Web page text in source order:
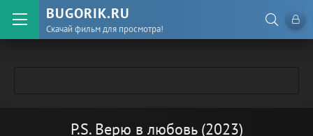
BUGORIK.RU
Скачай фильм для просмотра!
P.S. Верю в любовь (2023)